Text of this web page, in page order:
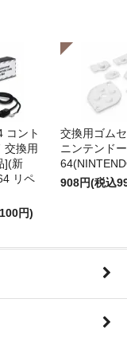
コント
交換用
](新
リペ
円)
交換用ゴム
ニンテンドー
908円(税込